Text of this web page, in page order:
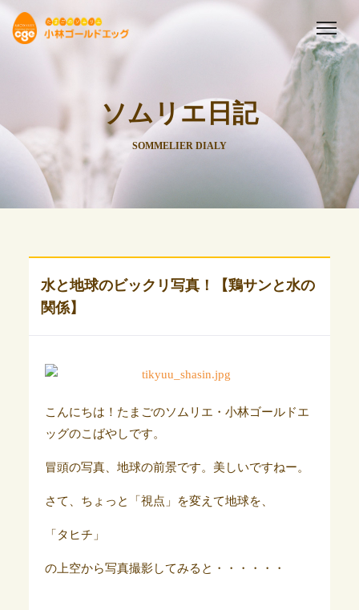
ソムリエ日記
SOMMELIER DIALY
水と地球のビックリ写真！【鶏サンと水の
関係】
こんにちは！たまごのソムリエ・小林ゴールドエ
ッグのこばやしです。
冒頭の写真、地球の前景です。美しいですねー。
さて、ちょっと「視点」を変えて地球を、
「タヒチ」
の上空から写真撮影してみると・・・・・・